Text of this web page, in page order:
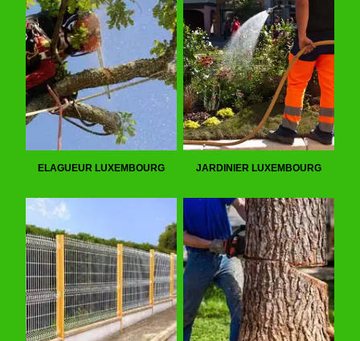
ELAGUEUR LUXEMBOURG JARDINIER LUXEMBOURG